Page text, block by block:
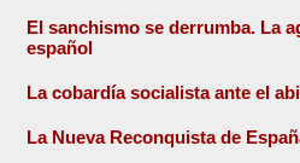
El sanchismo se derrumba. La
español
La cobardía socialista ante el
La Nueva Reconquista de